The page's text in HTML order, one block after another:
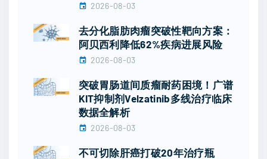
2026-08-03
去分化脂肪肉瘤突破性靶向方案：
阿贝西利降低62%疾病进展风险
2026-08-03
突破胃肠道间质瘤耐药困境！广谱
KIT抑制剂Velzatinib多线治疗临床
数据全解析
2026-08-03
不可切除肝癌打破20年治疗瓶